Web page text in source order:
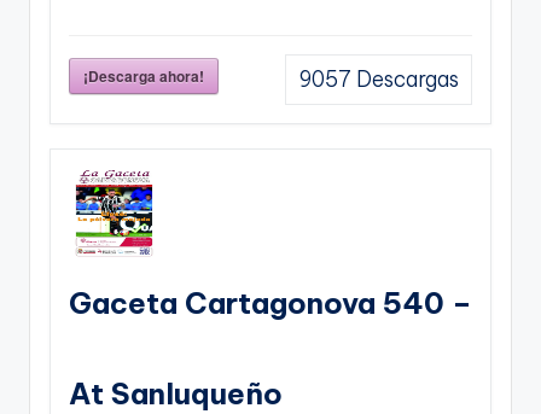
¡Descarga ahora! 9057 Descargas
Gaceta Cartagonova 540 –
At Sanluqueño